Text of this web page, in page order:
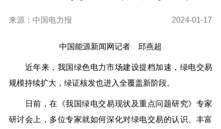
来源：中国电力报 2024-01-17
中国能源新闻网记者 邱燕超
近年来，我国绿色电力市场建设提档加速，绿电交易
规模持续扩大， 绿证核发也进入全覆盖新阶段。
日前，在《我国绿电交易现状及重点问题研究》专家
研讨会上，多位专家就如何深化对绿电交易的认识、丰富